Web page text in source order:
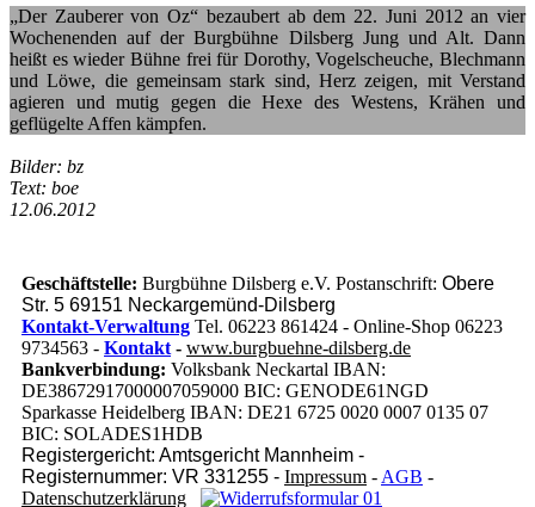
„Der Zauberer von Oz“ bezaubert ab dem 22. Juni 2012 an vier
Wochenenden auf der Burgbühne Dilsberg Jung und Alt. Dann
heißt es wieder Bühne frei für Dorothy, Vogelscheuche, Blechmann
und Löwe, die gemeinsam stark sind, Herz zeigen, mit Verstand
agieren und mutig gegen die Hexe des Westens, Krähen und
geflügelte Affen kämpfen.
Bilder: bz
Text: boe
12.06.2012
Geschäftstelle: Burgbühne Dilsberg e.V. Postanschrift: Obere
Str. 5 69151 Neckargemünd-Dilsberg
Kontakt-Verwaltung Tel. 06223 861424 - Online-Shop 06223
9734563 - Kontakt - www.burgbuehne-dilsberg.de
Bankverbindung: Volksbank Neckartal IBAN:
DE38672917000007059000 BIC: GENODE61NGD
Sparkasse Heidelberg IBAN: DE21 6725 0020 0007 0135 07
BIC: SOLADES1HDB
Registergericht: Amtsgericht Mannheim -
Registernummer: VR 331255 - Impressum - AGB -
Datenschutzerklärung